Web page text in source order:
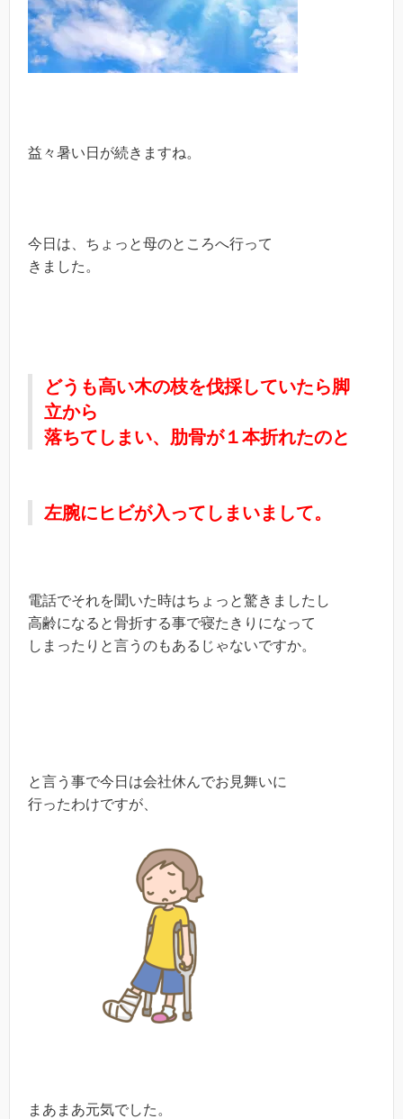
益々暑い日が続きますね。
今日は、ちょっと母のところへ行って
きました。
どうも高い木の枝を伐採していたら脚
立から
落ちてしまい、肋骨が１本折れたのと
左腕にヒビが入ってしまいまして。
電話でそれを聞いた時はちょっと驚きましたし
高齢になると骨折する事で寝たきりになって
しまったりと言うのもあるじゃないですか。
と言う事で今日は会社休んでお見舞いに
行ったわけですが、
まあまあ元気でした。